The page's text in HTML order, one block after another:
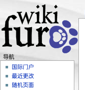
导航
国际门户
最近更改
随机页面